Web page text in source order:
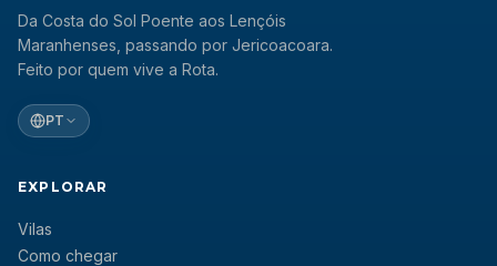
Da Costa do Sol Poente aos Lençóis
Maranhenses, passando por Jericoacoara.
Feito por quem vive a Rota.
PT
EXPLORAR
Vilas
Como chegar